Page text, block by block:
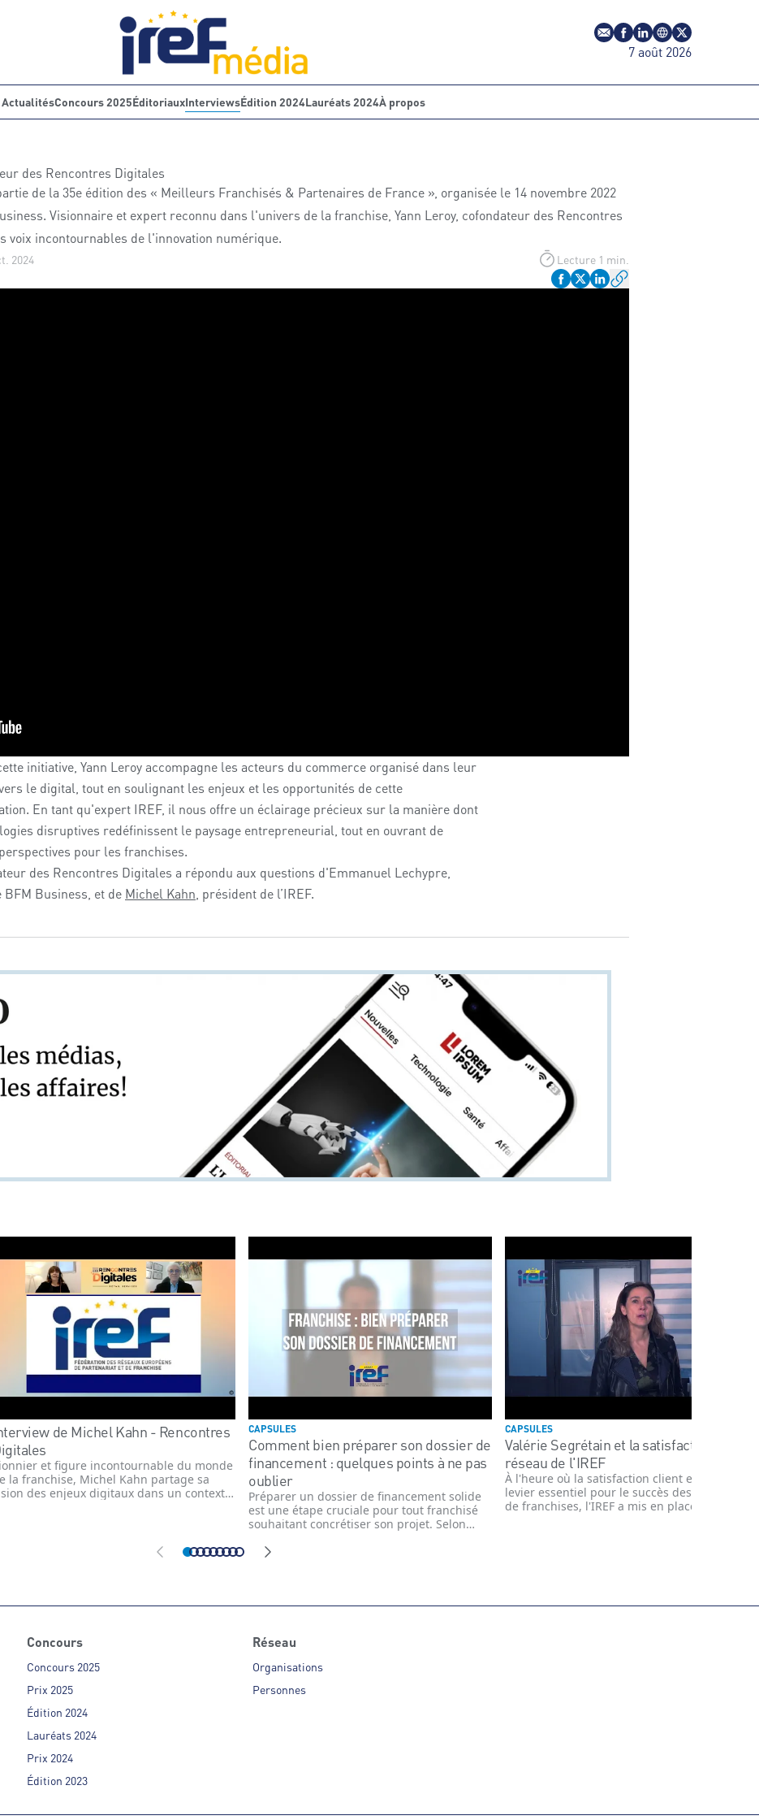
E-mailProfil Facebook
Profil LinkedIn
Site webProfil Twitter
7 août 2026
ActualitésConcours 2025ÉditoriauxInterviewsÉdition 2024Lauréats 2024À propos
des Rencontres Digitales
de la 35e édition des « Meilleurs Franchisés & Partenaires de France », organisée le 14 novembre 2022
Visionnaire et expert reconnu dans l'univers de la franchise, Yann Leroy, cofondateur des Rencontres
voix incontournables de l'innovation numérique.
2024 Lecture 1 min.
initiative, Yann Leroyaccompagne les acteurs du commerce organisé dans leur
le digital, tout en soulignant les enjeux et les opportunités de cette
En tant qu'expert IREF, il nous offre un éclairage précieux sur la manière dont
disruptives redéfinissent le paysage entrepreneurial, tout en ouvrant de
pour les franchises.
des Rencontres Digitales a répondu aux questions d'Emmanuel Lechypre,
Business, et de Michel Kahn , président de l’IREF.
de Michel Kahn - Rencontres
et figure incontournable du monde
la franchise, Michel Kahn partage sa
des enjeux digitaux dans un contexte
l’entrepreneuriat, il nous livre son analyse
sur l’importance croissante des stratégies
CAPSULES
Comment bien préparer son dossier de
financement : quelques points à ne pas
oublier
Préparer un dossier de financement solide
est une étape cruciale pour tout franchisé
souhaitant concrétiser son projet. Selon
du marché de la franchise chez BNP
financement.
CAPSULES
Valérie Segrétain et la satisfaction
réseau de l'IREF
À l'heure où la satisfaction client est un
levier essentiel pour le succès des réseaux
de franchises, l'IREF a mis en place des
Concours
Concours 2025
Prix 2025
Édition 2024
Lauréats 2024
Prix 2024
Édition 2023
Réseau
Organisations
Personnes